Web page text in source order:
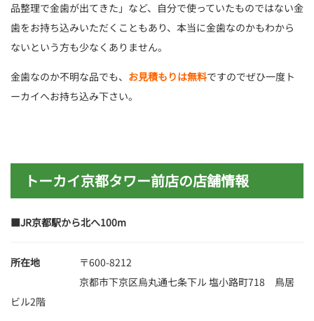
品整理で金歯が出てきた」など、自分で使っていたものではない金
歯をお持ち込みいただくこともあり、本当に金歯なのかもわから
ないという方も少なくありません。
金歯なのか不明な品でも、 お見積もりは無料ですのでぜひ一度ト
ーカイへお持ち込み下さい。
トーカイ京都タワー前店の店舗情報
■JR京都駅から北へ100m
所在地 〒600-8212
京都市下京区烏丸通七条下ル 塩小路町718 鳥居
ビル2階